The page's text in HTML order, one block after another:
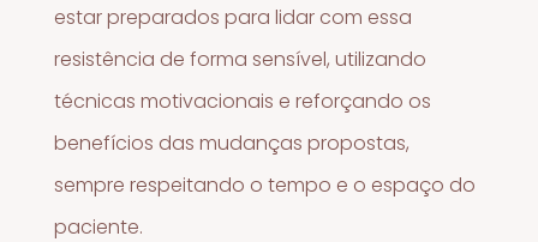
estar preparados para lidar com essa
resistência de forma sensível, utilizando
técnicas motivacionais e reforçando os
benefícios das mudanças propostas,
sempre respeitando o tempo e o espaço do
paciente.